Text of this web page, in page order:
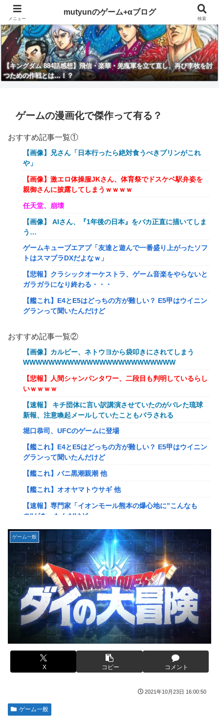
【キングダム 884話感想】飛信・楽華・羌瘣軍を立て直し、再び李牧を討
つための作戦とは…！？
ゲームの漫画化で傑作って有る？
おすすめ記事一覧①
【画像】兄さん「日本行ったら絶対食うべきプリンがこれ
や」
【画像】激エロ体操服JKさん、体育祭でドスケベ駅弁姿を
親御さんに披露してしまうｗｗｗｗ
任天堂、崩壊
【画像】 AIさん、『1年後の日本』をバカ正直に描いてしま
う…
ゲームキューブエアプ「友達と遊んで一番盛り上がったソフ
トはスマブラDXだよなｗ」
【悲報】クラシックオーケストラ、ゲーム音楽をやらないと
ガラガラになり終わる・・・
【艦これ】E4とE5はどっちの方が難しい？ E5甲はウイニン
グランって聞いたんだけど
【艦これ】オオヤマトウサギ 他
【艦これ】授業中に居眠りふぶき 他
【画像】令和最新版のあのちゃん、可愛過ぎてワイらにブッ
刺さりまくりw w w w w w
【爆笑動画】ママさん「新しい洗濯機買って1発目に回した
らコレw」←こwれwはw w w w w w w w w w
岡田斗司夫「人間の本音としてブサイクを見たら不愉快にな
る。この責任をどうとるんだ」
【速報】ルフィの幹部、懲役20年に決定する←コレは妥当
か？？？？？？？
【NGS】ルーサー緊急、新武器、東方コラボ、EXレベル
40… 8/5はアップデート盛り沢山！？貴様ら何から始める？
( •᷄ὤ•᷅ )
ヨーロッパが右翼政党の党員から銀行口座を作る権利を剥
【ウマ娘】ケンタ？のシオン
韓国人「海上自衛隊護衛艦ちょうかいによるトマホーク巡航
ミサイルの実射試験に韓国人が衝撃！」→「着々と進む最新
鋭の防衛装備‥」
【画像】かつて天下を獲っていたYouTuberの現在ｗｗｗｗ
【悲報】コレコレ、月収1億円ｗｗｗそりゃ外出るのにボデ
ィガードつけるわ…
【悲報】福岡の電車、完全にやらかす。構内アナウンスでド
【悲報】有名漫画家、がんを公表「大腸癌になってしまいま
した。肝臓に転移も見られてステージ4です」
【画像】 AI「写真の背景削除？ガンプラの箱追加しといて
やる夫のダンジョン運営記183-雑談所ネタ118 懺悔小ネタ
おすすめ記事一覧②
【画像】カルビー、ネトウヨから袋叩きにされてしまう
WWWWWWWWWWWWWWWWWWWWWWWW
【悲報】人間シャンパンタワー、二段目も判明しているらし
いｗｗｗｗ
【速報】 キチ団体に言い訳講演させていたのがバレた琉球
新報、注意喚起メールしていたこともバラされる
堀口恭司、UFCのゲームに登場
【艦これ】E4とE5はどっちの方が難しい？ E5甲はウイニン
グランって聞いたんだけど
【艦これ】バニ黒潮親潮 他
【艦これ】オオヤマトウサギ 他
【速報】専門家「イオンモール熊本の爆心地に”こんなも
の”があったんだけど…」
【画像】かつて天下を獲っていたYouTuberの現在ｗｗｗｗ
【悲報】映画館の客、ほぼバイオテロレベルのやらかしで観
客が避難する事態にｗｗｗｗ
【警告】社会人「スムージーにキウイ皮ごと入れよ。これ美
容にいいんだよね〜」→ 結果…
【悲報】有名漫画家、がんを公表「大腸癌になってしまいま
した。肝臓に転移も見られてステージ4です」
【衝撃】ハンターハンター、とんでもねえ伏線が発掘され
る。クルタ族の虐殺犯人がツェリードニヒだった模様！
被災地・熊本、泥酔者の通報が止まらず県警が異例のお願い
20代「50年ローンでええやろ」←これマジ？？？
行りだした結果がこちらw w w w w w w
メトロイドプライム4 新品が2999円に…
ゲーム一般
X コピー コメント
2021年10月23日 16:00:50
ゲーム一般
メニュー
mutyunのゲーム+αブログ
検索